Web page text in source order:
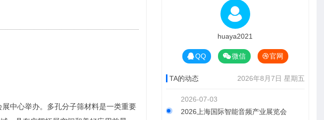
中心举办。多孔分子筛材料是一类重要
huaya2021
QQ 微信 官网
TA的动态 2026年8月7日 星期五
2026-07-03
2026上海国际智能音频产业展览会